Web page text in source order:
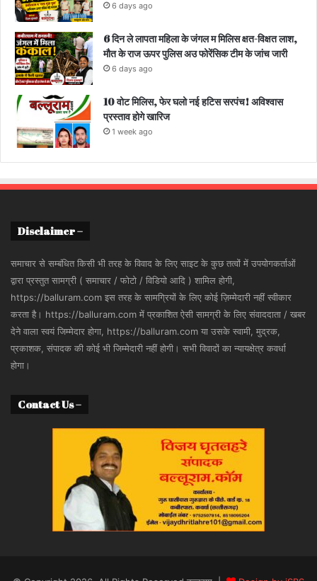
6 days ago
6 दिन ले लापता महिला के जंगल म मिलिस क्षत-विक्षत लाश,
मौत के राज ऊपर पुलिस अउ फोरेंसिक टीम के जांच जारी
6 days ago
10 वोट मिलिस, फेर घलो नई हटिस सरपंच! अविश्वास
प्रस्ताव होगे खारिज
1 week ago
Disclaimer –
समाचार से सम्बंधित किसी भी तरह के विवाद के लिए साइट के कुछ तत्वों में उपयोगकर्ताओं
द्वारा प्रस्तुत सामग्री ( समाचार / फोटो / विडियो आदि ) शामिल होगी,
https://balluram.com इस तरह के सामग्रियों के लिए कोई ज़िम्मेदारी नहीं स्वीकार
करता है। https://balluram.com में प्रकाशित ऐसी सामग्री के लिए संवाददाता / खबर
देने वाला स्वयं जिम्मेदार होगा, https://balluram.com या उसके स्वामी, मुद्रक,
प्रकाशक, संपादक की कोई भी जिम्मेदारी नहीं होगी। सभी विवादों का न्यायक्षेत्र कवर्धा
होगा।
Contact Us –